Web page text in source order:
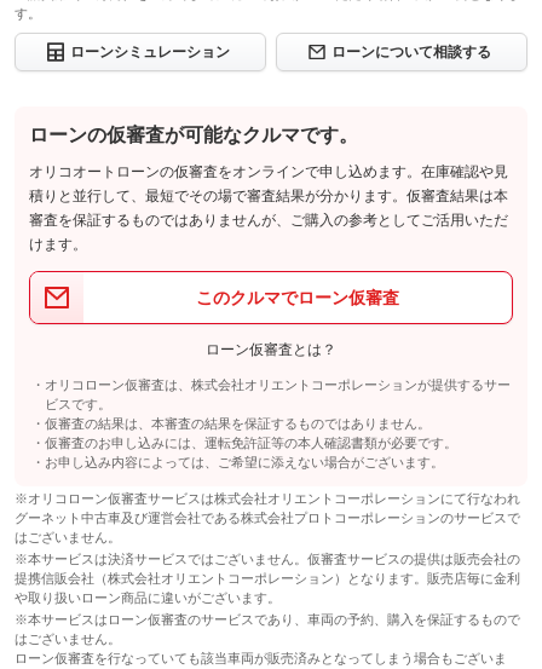
す。
ローンシミュレーション ローンについて相談する
ローンの仮審査が可能なクルマです。
オリコオートローンの仮審査をオンラインで申し込めます。在庫確認や見
積りと並行して、最短でその場で審査結果が分かります。仮審査結果は本
審査を保証するものではありませんが、ご購入の参考としてご活用いただ
けます。
このクルマでローン仮審査
ローン仮審査とは？
オリコローン仮審査は、株式会社オリエントコーポレーションが提供するサー
ビスです。
仮審査の結果は、本審査の結果を保証するものではありません。
仮審査のお申し込みには、運転免許証等の本人確認書類が必要です。
お申し込み内容によっては、ご希望に添えない場合がございます。
※オリコローン仮審査サービスは株式会社オリエントコーポレーションにて行なわれ
グーネット中古車及び運営会社である株式会社プロトコーポレーションのサービスで
はございません。
※本サービスは決済サービスではございません。仮審査サービスの提供は販売会社の
提携信販会社（株式会社オリエントコーポレーション）となります。販売店毎に金利
や取り扱いローン商品に違いがございます。
※本サービスはローン仮審査のサービスであり、車両の予約、購入を保証するもので
はございません。
ローン仮審査を行なっていても該当車両が販売済みとなってしまう場合もございま